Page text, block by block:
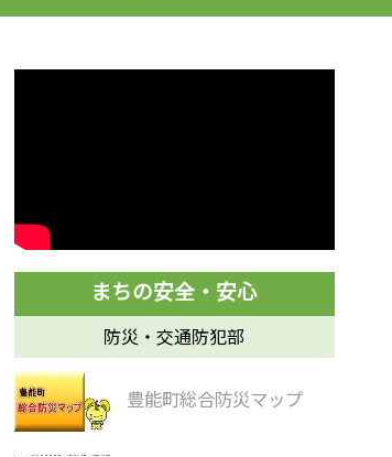
防災・交通防犯部
豊能町総合防災マップ